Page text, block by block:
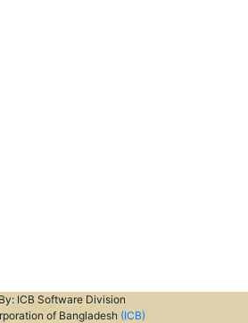
ICB Software Division
of Bangladesh (ICB)